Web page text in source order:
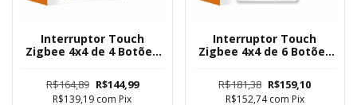
Interruptor Touch
Zigbee 4x4 de 4 Botões
R$164,89 R$144,99
R$139,19 com Pix
Interruptor Touch
Zigbee 4x4 de 6 Botões
R$181,38 R$159,10
R$152,74com Pix